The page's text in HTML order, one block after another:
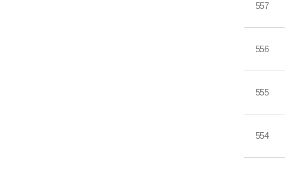
557
556
555
554